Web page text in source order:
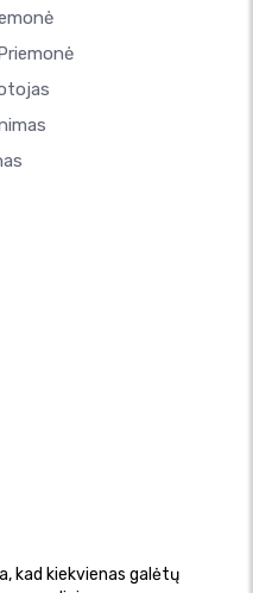
kad kiekvienas galėtų